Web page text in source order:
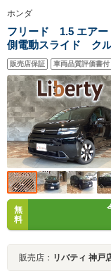
ホンダ
フリード 1.5 エア
側電動スライド ク
ー 後席サーキュレ
レーキ 純正15イン
ットモニター
販売店保証 車両品質評価書付
無
料
販売店： リバティ 神戸